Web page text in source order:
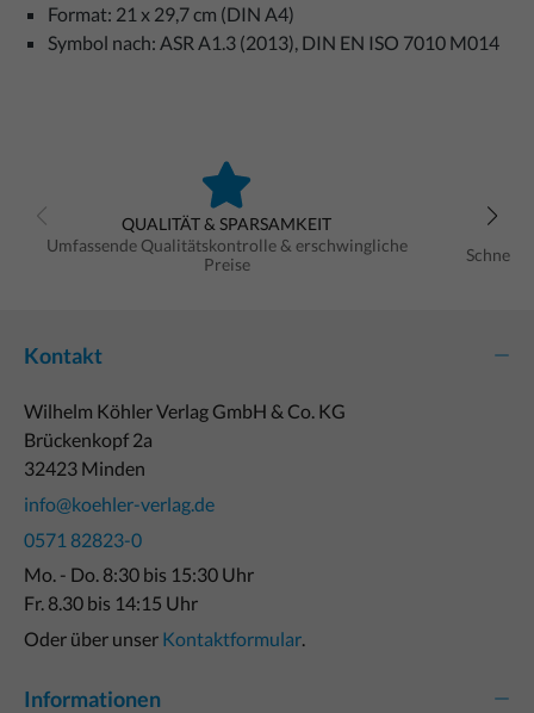
Format: 21 x 29,7 cm (DIN A4)
Symbol nach: ASR A1.3 (2013), DIN EN ISO 7010 M014
QUALITÄT & SPARSAMKEIT
Umfassende Qualitätskontrolle & erschwingliche
Preise
Schnelle
Kontakt
Wilhelm Köhler Verlag GmbH & Co. KG
Brückenkopf 2a
32423 Minden
info@koehler-verlag.de
0571 82823-0
Mo. - Do. 8:30 bis 15:30 Uhr
Fr. 8.30 bis 14:15 Uhr
Oder über unser Kontaktformular
Informationen